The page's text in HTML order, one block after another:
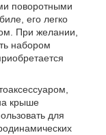
поворотными
его легко
При желании,
набором
крыше
для